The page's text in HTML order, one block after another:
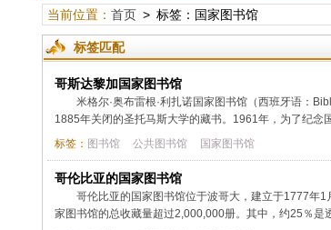
当前位置： 首页> 标签：国家图书馆
标签匹配
哥斯达黎加国家图书馆
米格尔·奥布雷根·利扎诺国家图书馆（西班牙语：
1885年关闭的圣托马斯大学的藏书。1961年，为了纪念
标签： 图书馆 公共图书馆 国家图书馆
哥伦比亚的国家图书馆
哥伦比亚的国家图书馆位于波哥大，建立于1777年
家图书馆的总收藏量超过2,000,000册。其中，约25％是